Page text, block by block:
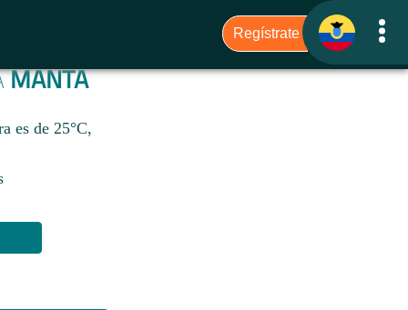
MANTA
es de 25°C,